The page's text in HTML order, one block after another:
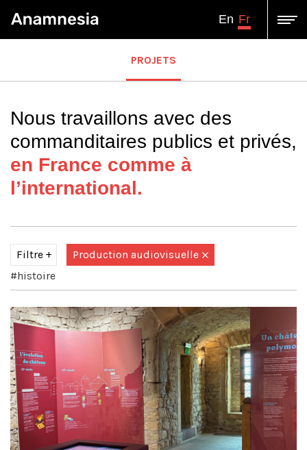
En Fr
PROJETS
Nous travaillons avec des
commanditaires publics et privés,
en France comme à
l’international.
Filtre
Conception et ingénierie Direction artistique
Graphisme d'exposition Illustration
Mobilité audioguide visioguide
Production audiovisuelle
Production multimédia interactive
Projection immersive
#histoire